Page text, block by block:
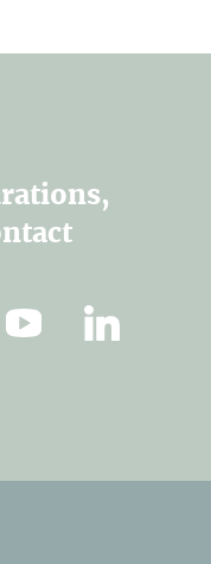
Youtube